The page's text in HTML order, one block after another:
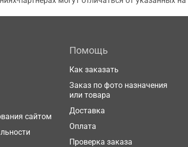
сайтом
Помощь
Как заказать
Заказ по фото назначения
или товара
Доставка
Оплата
Проверка заказа